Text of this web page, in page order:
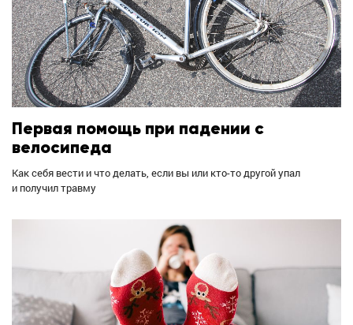
Первая помощь при падении с
велосипеда
Как себя вести и что делать, если вы или кто-то другой упал
и получил травму